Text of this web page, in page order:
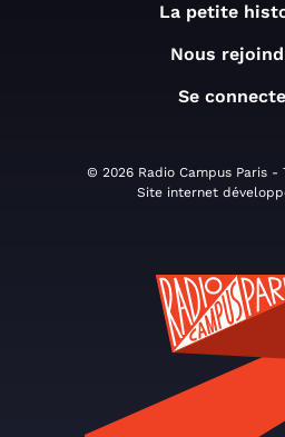
La petite
Nous
Se
© 2026 Radio Campus Paris -
Site internet